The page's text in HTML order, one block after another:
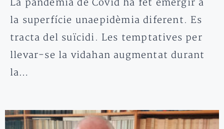
La pandèmia de Covid ha fet emergir a
la superfície unaepidèmia diferent. Es
tracta del suïcidi. Les temptatives per
llevar-se la vidahan augmentat durant
la…